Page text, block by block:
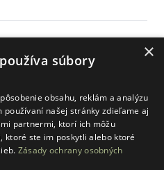
vyhradzuje právo na
zverejnených na webovej
Právne záväzné informácie
o budúcej zmluve o
alebo v zmluve o prevode
bytu.
×
súbory
obsahu, reklám a analýzu
našej stránky zdieľame aj
partnermi, ktorí ich môžu
ktoré ste im poskytli alebo ktoré
Zásady ochrany osobných